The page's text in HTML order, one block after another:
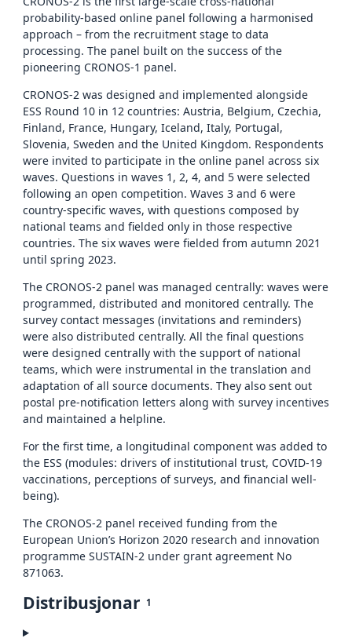
probability-based online panel following a harmonised
approach – from the recruitment stage to data
processing. The panel built on the success of the
pioneering CRONOS-1 panel.
CRONOS-2 was designed and implemented alongside
ESS Round 10 in 12 countries: Austria, Belgium, Czechia,
Finland, France, Hungary, Iceland, Italy, Portugal,
Slovenia, Sweden and the United Kingdom. Respondents
were invited to participate in the online panel across six
waves. Questions in waves 1, 2, 4, and 5 were selected
following an open competition. Waves 3 and 6 were
country-specific waves, with questions composed by
national teams and fielded only in those respective
countries. The six waves were fielded from autumn 2021
until spring 2023.
The CRONOS-2 panel was managed centrally: waves were
programmed, distributed and monitored centrally. The
survey contact messages (invitations and reminders)
were also distributed centrally. All the final questions
were designed centrally with the support of national
teams, which were instrumental in the translation and
adaptation of all source documents. They also sent out
postal pre-notification letters along with survey incentives
and maintained a helpline.
For the first time, a longitudinal component was added to
the ESS (modules: drivers of institutional trust, COVID-19
vaccinations, perceptions of surveys, and financial well-
being).
The CRONOS-2 panel received funding from the
European Union’s Horizon 2020 research and innovation
programme SUSTAIN-2 under grant agreement No
871063.
Distribusjonar 1